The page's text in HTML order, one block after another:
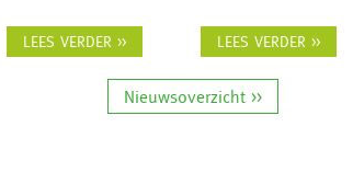
LEES VERDER >> LEES VERDER >>
Nieuwsoverzicht >>